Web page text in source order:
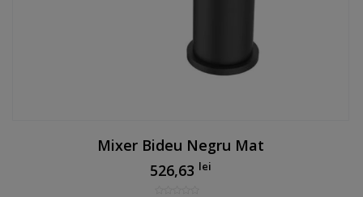
Mixer Bideu Negru Mat
526,63 lei